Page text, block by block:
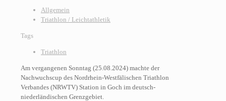
Allgemein
Triathlon / Leichtathletik
Tags
Triathlon
Am vergangenen Sonntag (25.08.2024) machte der
Nachwuchscup des Nordrhein-Westfälischen Triathlon
Verbandes (NRWTV) Station in Goch im deutsch-
niederländischen Grenzgebiet.